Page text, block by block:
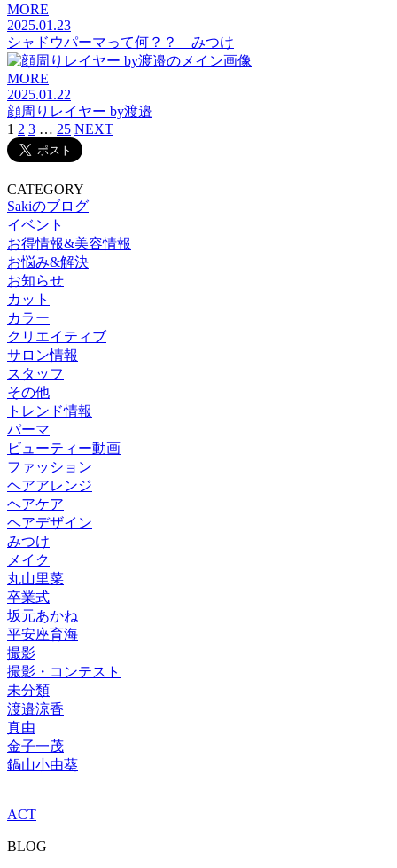
MORE
2025.01.23
シャドウパーマって何？？ みつけ
MORE
2025.01.22
顔周りレイヤー by渡邉
1 2 3 … 25 NEXT
CATEGORY
Sakiのブログ
イベント
お得情報&美容情報
お悩み&解決
お知らせ
カット
カラー
クリエイティブ
サロン情報
スタッフ
その他
トレンド情報
パーマ
ビューティー動画
ファッション
ヘアアレンジ
ヘアケア
ヘアデザイン
みつけ
メイク
丸山里菜
卒業式
坂元あかね
平安座育海
撮影
撮影・コンテスト
未分類
渡邉涼香
真由
金子一茂
鍋山小由葵
ACT
BLOG